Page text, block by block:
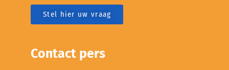
Stel hier uw vraag
Contact pers